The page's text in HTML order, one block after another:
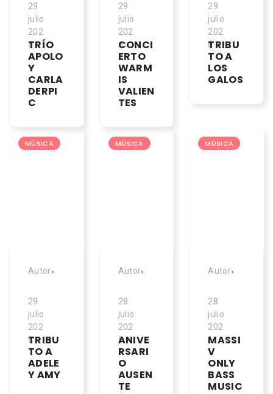
29
julio
202
6
TRÍO
APOLO
Y
CARLA
DERPI
C
29
julio
202
6
CONCI
ERTO
WARM
IS
VALIEN
TES
29
julio
202
6
TRIBU
TO A
LOS
GALOS
MÚSICA
Autor•
29
julio
202
6
TRIBU
TO A
ADELE
Y AMY
MÚSICA
Autor•
28
julio
202
6
ANIVE
RSARI
O
AUSEN
TE
MÚSICA
Autor•
28
julio
202
6
MASSI
V
ONLY
BASS
MUSIC